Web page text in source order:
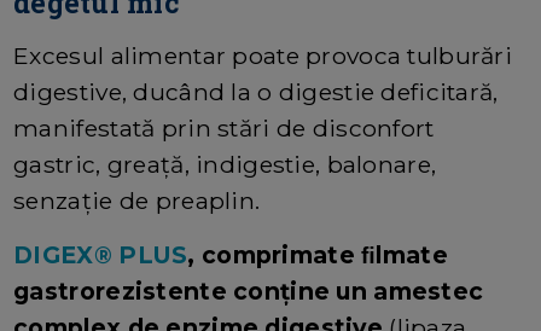
Excesul alimentar poate provoca tulburări
digestive, ducând la o digestie deficitară,
manifestată prin stări de disconfort
gastric, greață, indigestie, balonare,
senzație de preaplin.
DIGEX® PLUS, comprimate ﬁlmate
gastrorezistente conține un amestec